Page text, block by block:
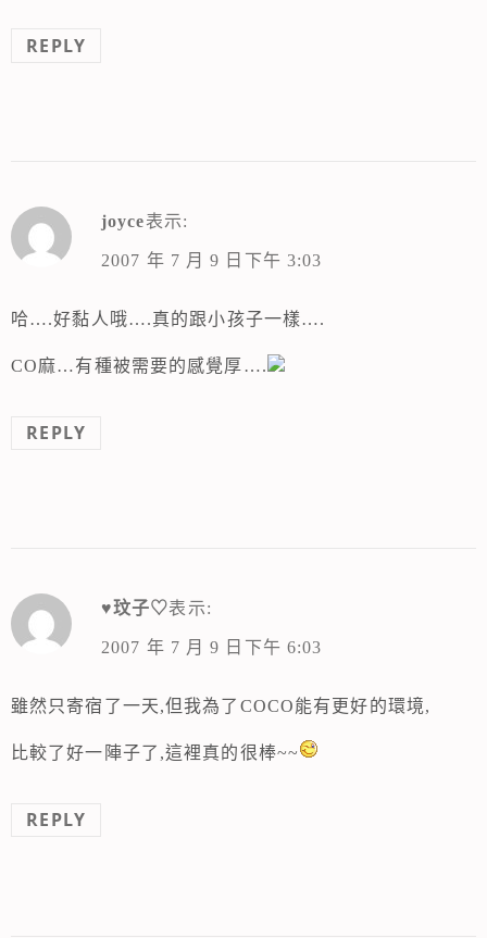
REPLY
joyce表示:
2007 年 7 月 9 日下午 3:03
哈….好黏人哦….真的跟小孩子一樣….
CO麻…有種被需要的感覺厚….
REPLY
♥玟子♡表示:
2007 年 7 月 9 日下午 6:03
雖然只寄宿了一天,但我為了COCO能有更好的環境,
比較了好一陣子了,這裡真的很棒~~
REPLY